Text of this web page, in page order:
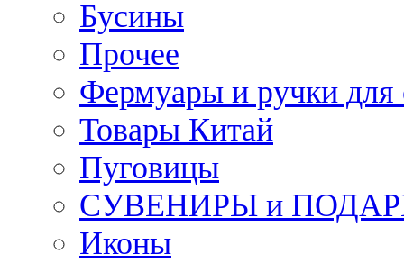
Бусины
Прочее
Фермуары и ручки для
Товары Китай
Пуговицы
СУВЕНИРЫ и
Иконы